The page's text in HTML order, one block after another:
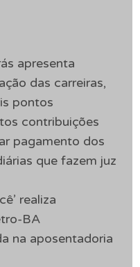
apresenta
das carreiras,
pontos
contribuições
pagamento dos
que fazem juz
realiza
BA
na aposentadoria